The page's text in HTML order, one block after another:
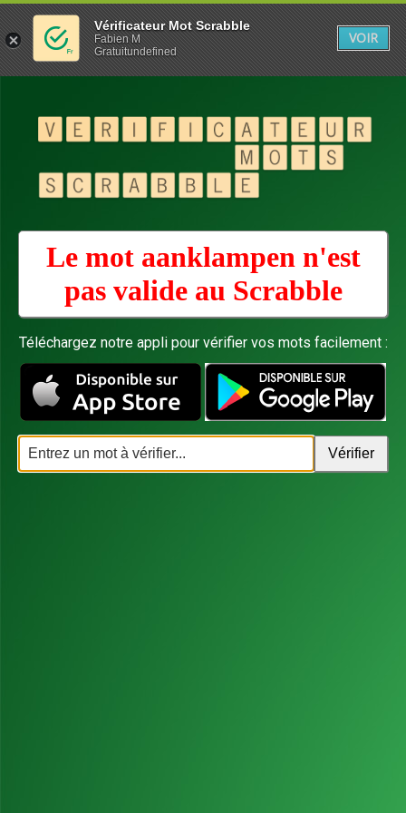
Le mot aanklampen n'est
pas valide au Scrabble
Téléchargez notre appli pour vérifier vos mots facilement :
Vérificateur Mot Scrabble
Fabien M
Gratuitundefined
VOIR